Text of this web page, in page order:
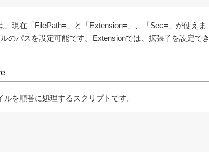
、現在「FilePath=」と「Extension=」、「Sec=」が使えま
のパスを設定可能です。Extensionでは、拡張子を設定でき
を順番に処理するスクリプトです。